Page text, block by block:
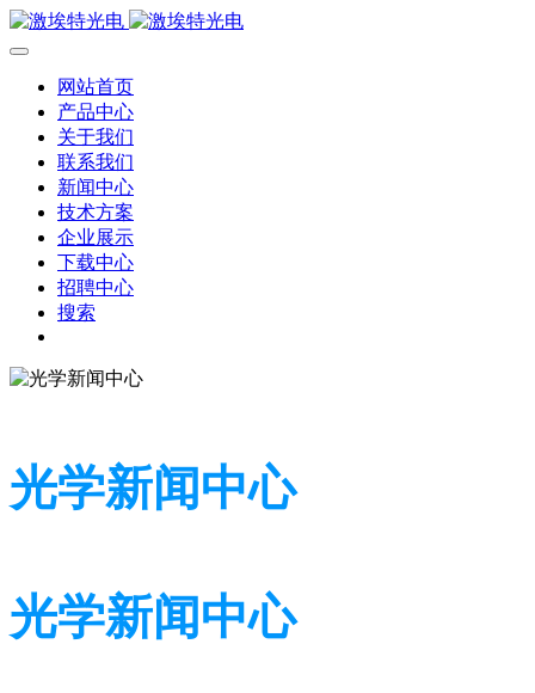
网站首页
产品中心
关于我们
联系我们
新闻中心
技术方案
企业展示
下载中心
招聘中心
搜索
光学新闻中心
光学新闻中心